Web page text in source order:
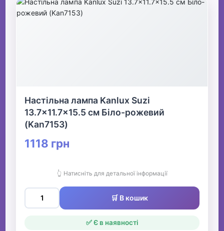
Настільна лампа Kanlux Suzi
13.7x11.7x15.5 см Біло-рожевий
(Kan7153)
1118 грн
👆 Натисніть для детальної інформації
🛒 В кошик
✅ Є в наявності